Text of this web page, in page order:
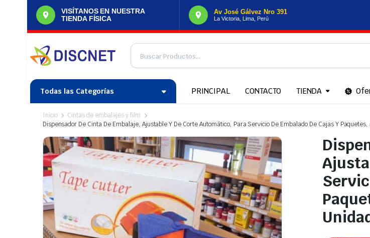
VISÍTANOS EN NUESTRA
TIENDA FÍSICA
Av José Gálvez Nro 391
La Victoria, Lima, Perú
Todas las Categorías PRINCIPAL CONTACTO TIENDA
Inicio
Cintas de embalajes y film
Dispensador De Cinta De Embalaje, Ajustable Y De Corte Automático, Para Servicio De Embalado De Cajas Y